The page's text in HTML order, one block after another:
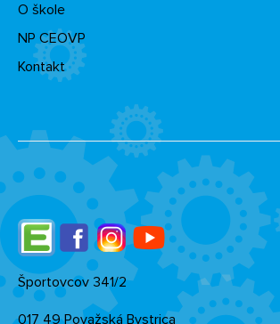
O škole
NP CEOVP
Kontakt
EdupageFacebookInstagramYouTube
Športovcov 341/2
017 49 Považská Bystrica